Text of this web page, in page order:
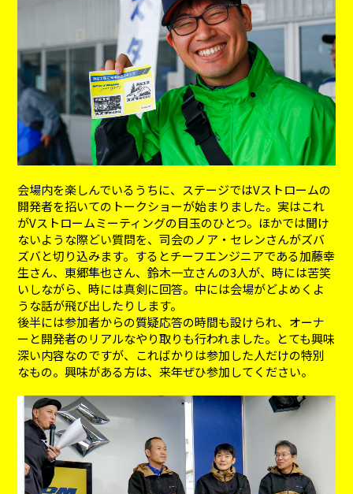
会場内を楽しんでいるうちに、ステージではVストロームの
開発者を招いてのトークショーが始まりました。実はこれ
がVストロームミーティングの目玉のひとつ。ほかでは聞け
ないような際どい質問を、司会のノア・セレンさんがズバ
ズバと切り込みます。するとチーフエンジニアである加藤幸
生さん、東郷隼也さん、鈴木一立さんの3人が、時には苦笑
いしながら、時には真剣に回答。中には会場がどよめくよ
うな話が飛び出したりします。
後半には参加者からの質疑応答の時間も設けられ、オーナ
ーと開発者のリアルなやり取りも行われました。とても興味
深い内容なのですが、こればかりは参加した人だけの特別
なもの。興味がある方は、来年ぜひ参加してください。